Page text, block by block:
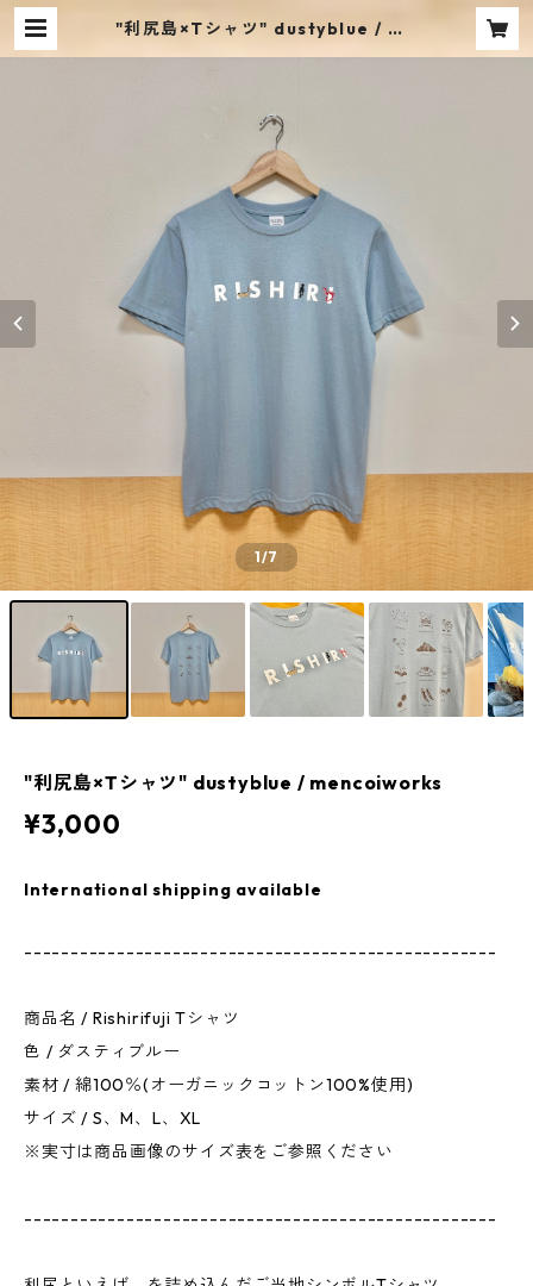
"利尻島×Tシャツ" dustyblue / me
1/7
"利尻島×Tシャツ" dustyblue / mencoiworks
¥3,000
International shipping available
---------------------------------------------------
商品名 / Rishirifuji Tシャツ
色 / ダスティブルー
素材 / 綿100％(オーガニックコットン100%使用)
サイズ / S、M、L、XL
※実寸は商品画像のサイズ表をご参照ください
---------------------------------------------------